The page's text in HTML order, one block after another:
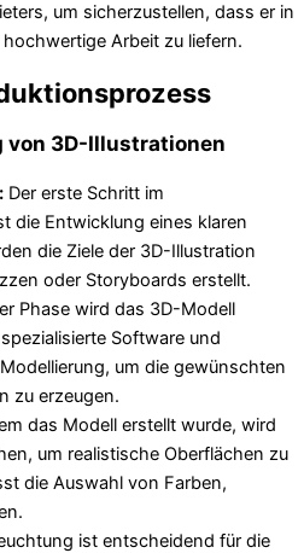
um sicherzustellen, dass er in
Arbeit zu liefern.
3D-Illustrationen
Der erste Schritt im
die Entwicklung eines klaren
die Ziele der 3D-Illustration
oder Storyboards erstellt.
Phase wird das 3D-Modell
Software und
um die gewünschten
zu erzeugen.
das Modell erstellt wurde, wird
um realistische Oberflächen zu
die Auswahl von Farben,
ist entscheidend für die